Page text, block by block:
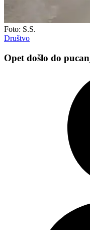
Foto: S.S.
Društvo
Opet došlo do